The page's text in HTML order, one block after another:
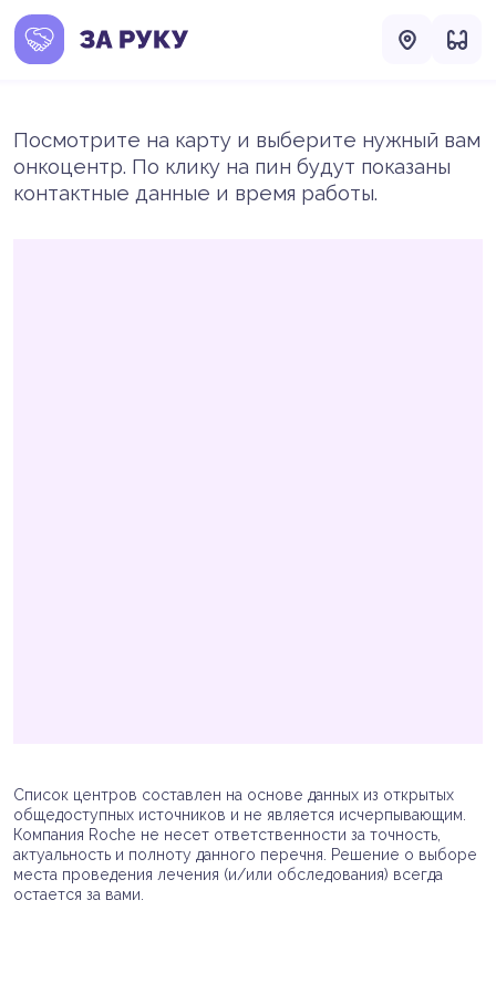
Посмотрите на карту и выберите нужный вам
онкоцентр. По клику на пин будут показаны
контактные данные и время работы.
Список центров составлен на основе данных из открытых
общедоступных источников и не является исчерпывающим.
Компания Roche не несет ответственности за точность,
актуальность и полноту данного перечня. Решение о выборе
места проведения лечения (и/или обследования) всегда
остается за вами.